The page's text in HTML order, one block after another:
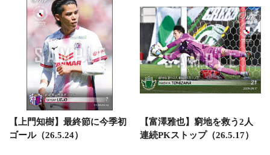
【上門知樹】最終節に今季初
ゴール（26.5.24）
【富澤雅也】窮地を救う2人
連続PKストップ（26.5.17）